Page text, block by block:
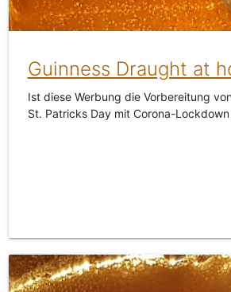
Guinness Draught at
Ist diese Werbung die Vorbereitung
St. Patricks Day mit Corona-Lockdown